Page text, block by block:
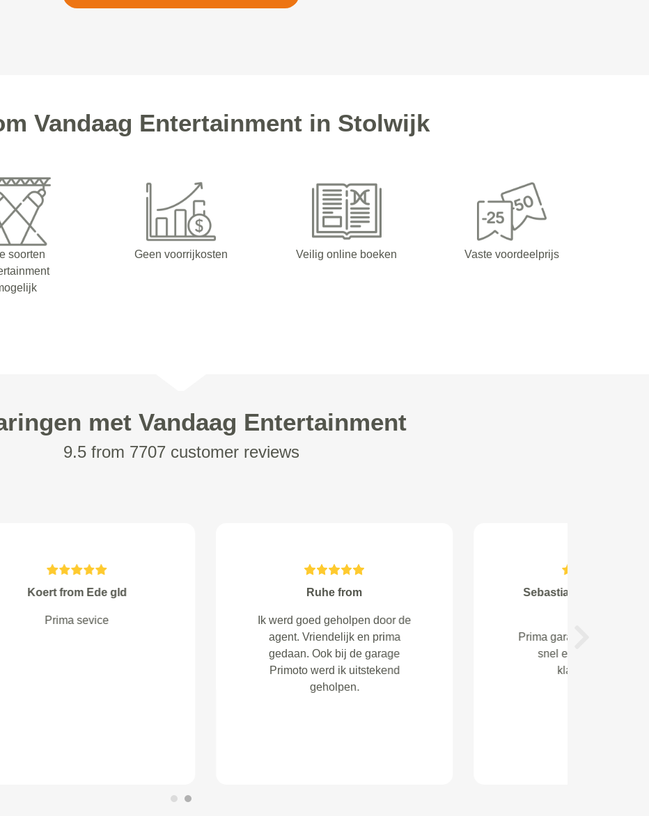
Vandaag Entertainment in Stolwijk
soorten
Geen voorrijkosten Veilig online boeken Vaste voordeelprijs
met Vandaag Entertainment
9.5 from 7707 customer reviews
Sebastian Daalmeijer from
Ben nog niet zo perfect snel
klantvriendelijk benaderd en
behandeld door autobedrijf ivm
me auto. Voor mij dus vanaf nu
alleen nog maar Service Right....